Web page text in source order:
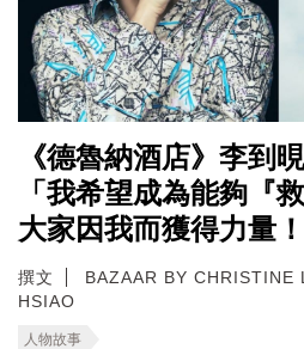
《德魯納酒店》李到
「我希望成為能夠『
大家因我而獲得力量！
撰文
BAZAAR BY CHRISTINE
HSIAO
人物故事